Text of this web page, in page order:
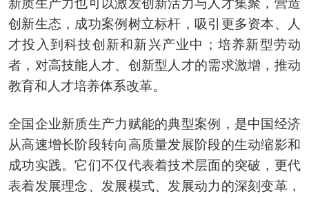
创新生态，成功案例树立标杆，吸引更多资本、人
才投入到科技创新和新兴产业中；培养新型劳动
者，对高技能人才、创新型人才的需求激增，推动
教育和人才培养体系改革。
全国企业新质生产力赋能的典型案例，是中国经济
从高速增长阶段转向高质量发展阶段的生动缩影和
成功实践。它们不仅代表着技术层面的突破，更代
表着发展理念、发展模式、发展动力的深刻变革，